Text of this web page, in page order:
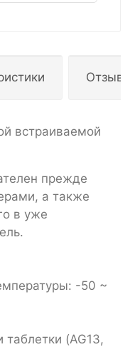
встраиваемой
прежде
а также
в уже
-50 ~
таблетки (AG13,